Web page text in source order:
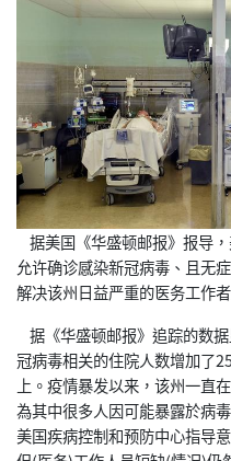
据美国《华盛顿邮报》报导
允许确诊感染新冠病毒、且无
解决该州日益严重的医务工作
据《华盛顿邮报》追踪的数
冠病毒相关的住院人数增加了
上。疫情暴发以来，该州一直
為其中很多人因可能暴露於病
美国疾病控制和预防中心指导